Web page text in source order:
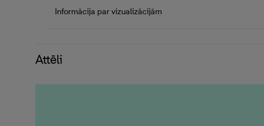
Informācija par vizualizācijām
Attēli